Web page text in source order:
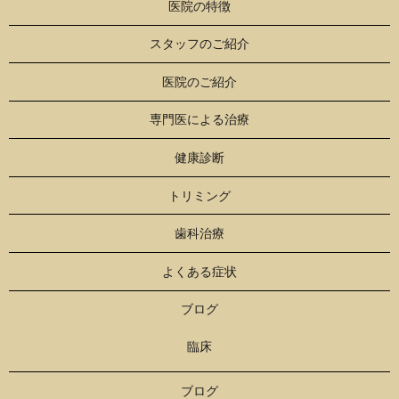
医院の特徴
スタッフのご紹介
医院のご紹介
専門医による治療
健康診断
トリミング
歯科治療
よくある症状
ブログ
臨床
ブログ